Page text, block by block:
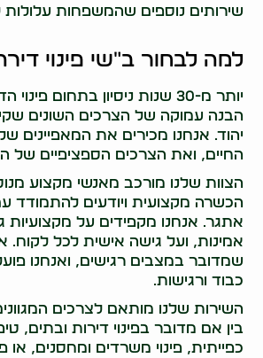
שירותים נוספים שהמשפחות
למה לבחור ב"שי פינוי
יותר מ-30 שנות ניסיון בתחום
הבנה עמוקה של הצרכים השונים
יהוד. אנחנו מכירים את המאפיינים
החיים, ואת הצרכים הספציפיים של
הצוות שלנו מורכב מאנשי מקצוע
הכשרה מקצועית ויודעים להתמודד
אתגר. אנחנו מקפידים על מקצועיות
אמינות, ועל גישה אישית לכל לקוח.
שמדובר במצבים רגישים, ואנחנו
כבוד ורגישות.
השירות שלנו מותאם לצרכים
בין אם מדובר בפינוי דירות ובתים,
כפייתית, פינוי משרדים ומחסנים, או